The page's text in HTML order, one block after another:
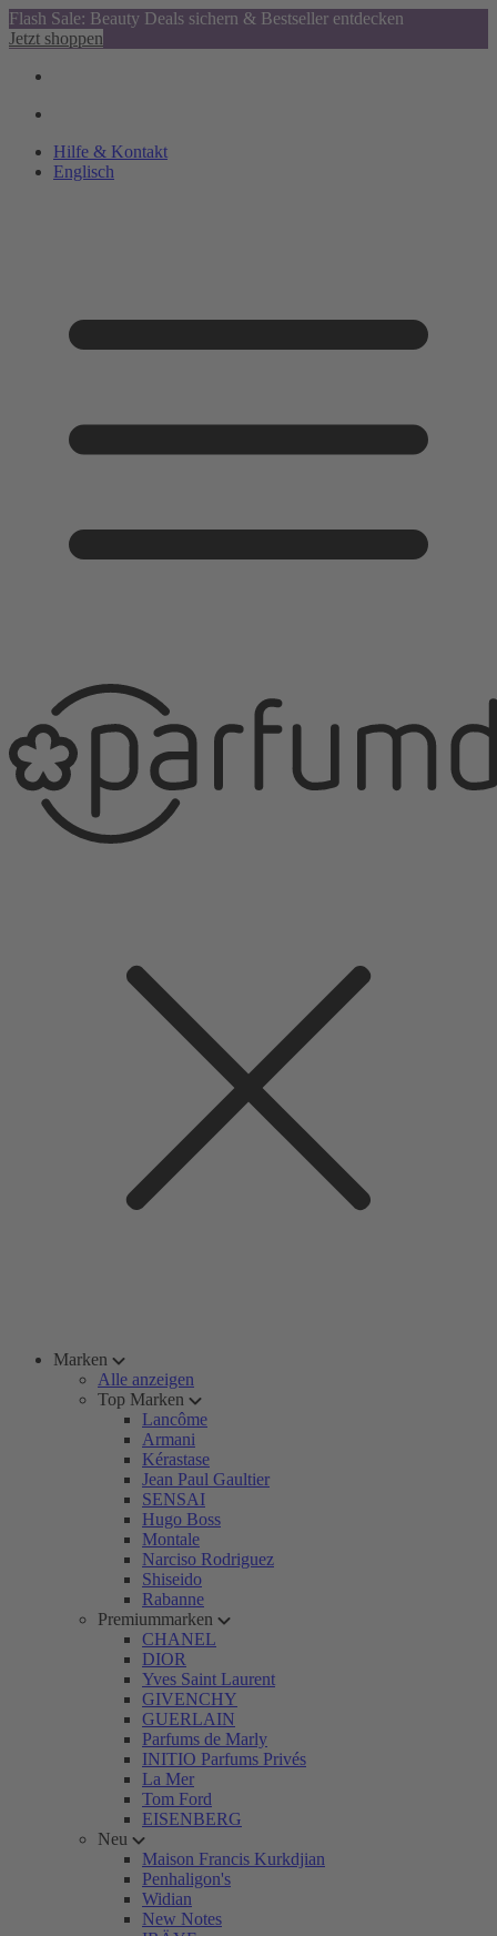
Flash Sale: Beauty Deals sichern & Bestseller entdecken
Jetzt shoppen
Hilfe & Kontakt
Englisch
Marken
Alle anzeigen
Top Marken
Lancôme
Armani
Kérastase
Jean Paul Gaultier
SENSAI
Hugo Boss
Montale
Narciso Rodriguez
Shiseido
Rabanne
Premiummarken
CHANEL
DIOR
Yves Saint Laurent
GIVENCHY
GUERLAIN
Parfums de Marly
INITIO Parfums Privés
La Mer
Tom Ford
EISENBERG
Neu
Maison Francis Kurkdjian
Penhaligon's
Widian
New Notes